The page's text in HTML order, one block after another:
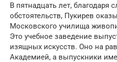
В пятнадцать лет, благодаря
обстоятельств, Пукирев
Московского училища
Это учебное заведение
изящных искусств. Оно на
Академией, а выпускники